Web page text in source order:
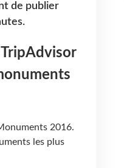
de publier
2016.
les plus